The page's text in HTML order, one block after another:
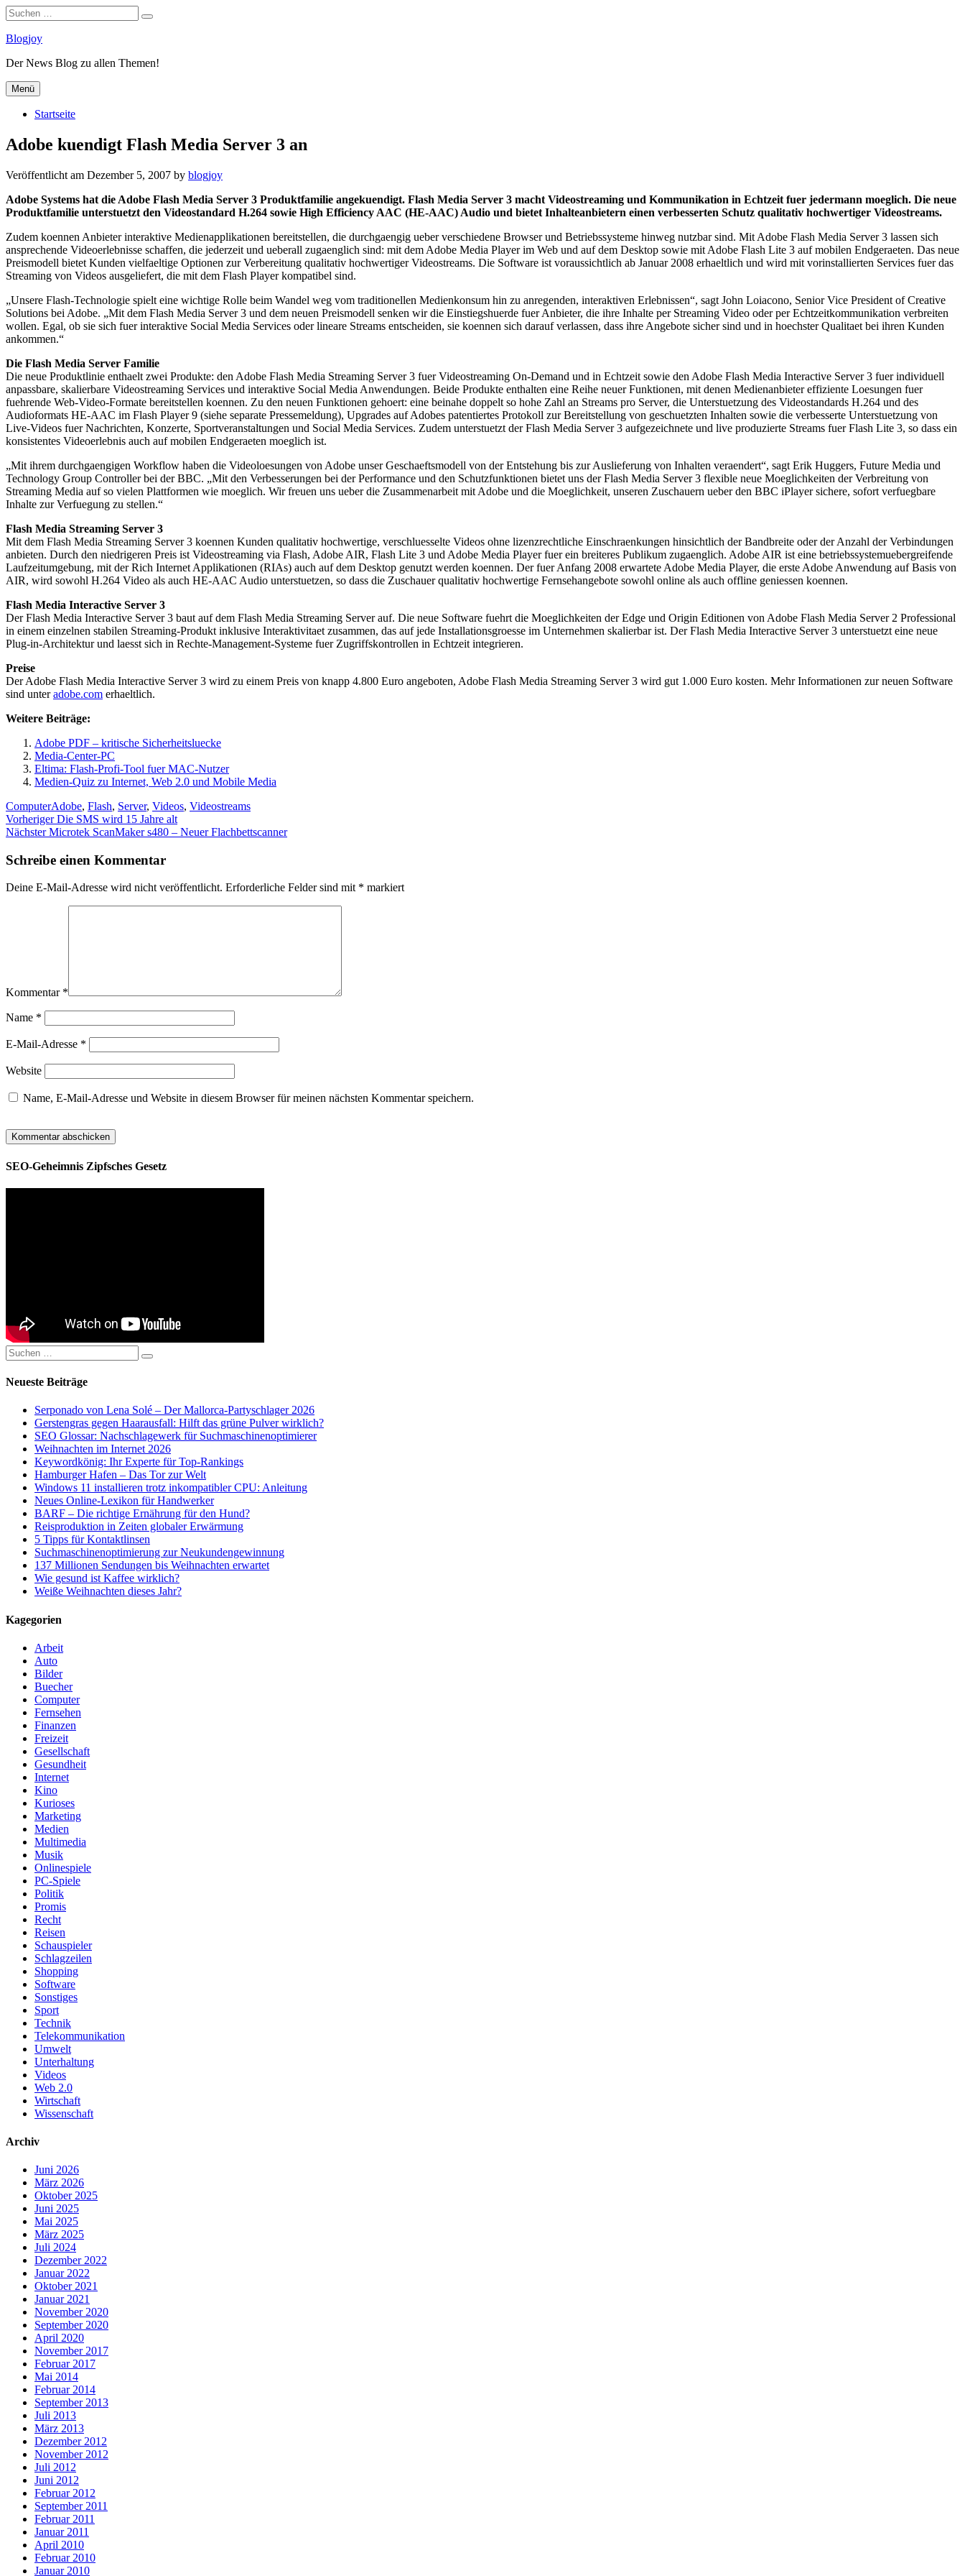
Suchen
nach:
Suchen
Zum
springen
Blogjoy
Der News Blog zu allen Themen!
Menü
Startseite
Adobe kuendigt Flash Media Server 3 an
Veröffentlicht am Dezember 5, 2007 by blogjoy
Adobe Systems hat die Adobe Flash Media Server 3 Produktfamilie angekuendigt. Flash Media Server 3 macht Videostreaming und Kommunikation in Echtzeit fuer jedermann moeglich. Die neue
Produktfamilie unterstuetzt den Videostandard H.264 sowie High Efficiency AAC (HE-AAC) Audio und bietet Inhalteanbietern einen verbesserten Schutz qualitativ hochwertiger Videostreams.
Zudem koennen Anbieter interaktive Medienapplikationen bereitstellen, die durchgaengig ueber verschiedene Browser und Betriebssysteme hinweg nutzbar sind. Mit Adobe Flash Media Server 3 lassen sich
ansprechende Videoerlebnisse schaffen, die jederzeit und ueberall zugaenglich sind: mit dem Adobe Media Player im Web und auf dem Desktop sowie mit Adobe Flash Lite 3 auf mobilen Endgeraeten. Das neue
Preismodell bietet Kunden vielfaeltige Optionen zur Verbereitung qualitativ hochwertiger Videostreams. Die Software ist voraussichtlich ab Januar 2008 erhaeltlich und wird mit vorinstallierten Services fuer das
Streaming von Videos ausgeliefert, die mit dem Flash Player kompatibel sind.
„Unsere Flash-Technologie spielt eine wichtige Rolle beim Wandel weg vom traditionellen Medienkonsum hin zu anregenden, interaktiven Erlebnissen“, sagt John Loiacono, Senior Vice President of Creative
Solutions bei Adobe. „Mit dem Flash Media Server 3 und dem neuen Preismodell senken wir die Einstiegshuerde fuer Anbieter, die ihre Inhalte per Streaming Video oder per Echtzeitkommunikation verbreiten
wollen. Egal, ob sie sich fuer interaktive Social Media Services oder lineare Streams entscheiden, sie koennen sich darauf verlassen, dass ihre Angebote sicher sind und in hoechster Qualitaet bei ihren Kunden
ankommen.“
Die Flash Media Server Familie
Die neue Produktlinie enthaelt zwei Produkte: den Adobe Flash Media Streaming Server 3 fuer Videostreaming On-Demand und in Echtzeit sowie den Adobe Flash Media Interactive Server 3 fuer individuell
anpassbare, skalierbare Videostreaming Services und interaktive Social Media Anwendungen. Beide Produkte enthalten eine Reihe neuer Funktionen, mit denen Medienanbieter effiziente Loesungen fuer
fuehrende Web-Video-Formate bereitstellen koennen. Zu den neuen Funktionen gehoert: eine beinahe doppelt so hohe Zahl an Streams pro Server, die Unterstuetzung des Videostandards H.264 und des
Audioformats HE-AAC im Flash Player 9 (siehe separate Pressemeldung), Upgrades auf Adobes patentiertes Protokoll zur Bereitstellung von geschuetzten Inhalten sowie die verbesserte Unterstuetzung von
Live-Videos fuer Nachrichten, Konzerte, Sportveranstaltungen und Social Media Services. Zudem unterstuetzt der Flash Media Server 3 aufgezeichnete und live produzierte Streams fuer Flash Lite 3, so dass ein
konsistentes Videoerlebnis auch auf mobilen Endgeraeten moeglich ist.
„Mit ihrem durchgaengigen Workflow haben die Videoloesungen von Adobe unser Geschaeftsmodell von der Entstehung bis zur Auslieferung von Inhalten veraendert“, sagt Erik Huggers, Future Media und
Technology Group Controller bei der BBC. „Mit den Verbesserungen bei der Performance und den Schutzfunktionen bietet uns der Flash Media Server 3 flexible neue Moeglichkeiten der Verbreitung von
Streaming Media auf so vielen Plattformen wie moeglich. Wir freuen uns ueber die Zusammenarbeit mit Adobe und die Moeglichkeit, unseren Zuschauern ueber den BBC iPlayer sichere, sofort verfuegbare
Inhalte zur Verfuegung zu stellen.“
Flash Media Streaming Server 3
Mit dem Flash Media Streaming Server 3 koennen Kunden qualitativ hochwertige, verschluesselte Videos ohne lizenzrechtliche Einschraenkungen hinsichtlich der Bandbreite oder der Anzahl der Verbindungen
anbieten. Durch den niedrigeren Preis ist Videostreaming via Flash, Adobe AIR, Flash Lite 3 und Adobe Media Player fuer ein breiteres Publikum zugaenglich. Adobe AIR ist eine betriebssystemuebergreifende
Laufzeitumgebung, mit der Rich Internet Applikationen (RIAs) auch auf dem Desktop genutzt werden koennen. Der fuer Anfang 2008 erwartete Adobe Media Player, die erste Adobe Anwendung auf Basis von
AIR, wird sowohl H.264 Video als auch HE-AAC Audio unterstuetzen, so dass die Zuschauer qualitativ hochwertige Fernsehangebote sowohl online als auch offline geniessen koennen.
Flash Media Interactive Server 3
Der Flash Media Interactive Server 3 baut auf dem Flash Media Streaming Server auf. Die neue Software fuehrt die Moeglichkeiten der Edge und Origin Editionen von Adobe Flash Media Server 2 Professional
in einem einzelnen stabilen Streaming-Produkt inklusive Interaktivitaet zusammen, das auf jede Installationsgroesse im Unternehmen skalierbar ist. Der Flash Media Interactive Server 3 unterstuetzt eine neue
Plug-in-Architektur und laesst sich in Rechte-Management-Systeme fuer Zugriffskontrollen in Echtzeit integrieren.
Preise
Der Adobe Flash Media Interactive Server 3 wird zu einem Preis von knapp 4.800 Euro angeboten, Adobe Flash Media Streaming Server 3 wird gut 1.000 Euro kosten. Mehr Informationen zur neuen Software
sind unteradobe.com erhaeltlich.
Weitere Beiträge:
Adobe PDF – kritische Sicherheitsluecke
Media-Center-PC
Eltima: Flash-Profi-Tool fuer MAC-Nutzer
Medien-Quiz zu Internet, Web 2.0 und Mobile Media
Kategorien
ComputerSchlagwörter
Adobe, Flash, Server, Videos, Videostreams
Beitragsnavigation
VorherigerVorheriger
Beitrag:
Die SMS wird 15 Jahre alt
NächsterNächster
Microtek ScanMaker s480 – Neuer Flachbettscanner
Schreibe einen Kommentar
Deine E-Mail-Adresse wird nicht veröffentlicht. Erforderliche Felder sind mit * markiert
Kommentar *
Name *
E-Mail-Adresse *
Website
Name, E-Mail-Adresse und Website in diesem Browser für meinen nächsten Kommentar speichern.
SEO-Geheimnis Zipfsches Gesetz
Suchen
nach:
Suchen
Neueste Beiträge
Serponado von Lena Solé – Der Mallorca-Partyschlager 2026
Gerstengras gegen Haarausfall: Hilft das grüne Pulver wirklich?
SEO Glossar: Nachschlagewerk für Suchmaschinenoptimierer
Weihnachten im Internet 2026
Keywordkönig: Ihr Experte für Top-Rankings
Hamburger Hafen – Das Tor zur Welt
Windows 11 installieren trotz inkompatibler CPU: Anleitung
Neues Online-Lexikon für Handwerker
BARF – Die richtige Ernährung für den Hund?
Reisproduktion in Zeiten globaler Erwärmung
5 Tipps für Kontaktlinsen
Suchmaschinenoptimierung zur Neukundengewinnung
137 Millionen Sendungen bis Weihnachten erwartet
Wie gesund ist Kaffee wirklich?
Weiße Weihnachten dieses Jahr?
Kagegorien
Arbeit
Auto
Bilder
Buecher
Computer
Fernsehen
Finanzen
Freizeit
Gesellschaft
Gesundheit
Internet
Kino
Kurioses
Marketing
Medien
Multimedia
Musik
Onlinespiele
PC-Spiele
Politik
Promis
Recht
Reisen
Schauspieler
Schlagzeilen
Shopping
Software
Sonstiges
Sport
Technik
Telekommunikation
Umwelt
Unterhaltung
Videos
Web 2.0
Wirtschaft
Wissenschaft
Archiv
Juni 2026
März 2026
Oktober 2025
Juni 2025
Mai 2025
März 2025
Juli 2024
Dezember 2022
Januar 2022
Oktober 2021
Januar 2021
November 2020
September 2020
April 2020
November 2017
Februar 2017
Mai 2014
Februar 2014
September 2013
Juli 2013
März 2013
Dezember 2012
November 2012
Juli 2012
Juni 2012
Februar 2012
September 2011
Februar 2011
Januar 2011
April 2010
Februar 2010
Januar 2010